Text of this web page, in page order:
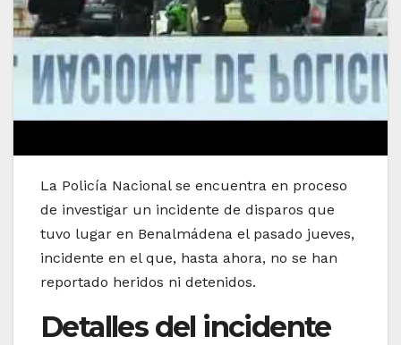
La Policía Nacional se encuentra en proceso
de investigar un incidente de disparos que
tuvo lugar en Benalmádena el pasado jueves,
incidente en el que, hasta ahora, no se han
reportado heridos ni detenidos.
Detalles del incidente